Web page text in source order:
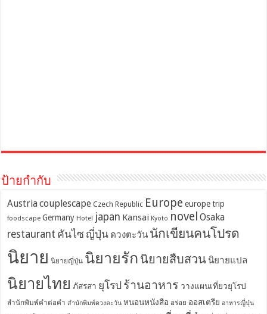
ป้ายกำกับ
Austriacouplescape Czech Republic Europe europe trip
foodscape Germany Hotel japan Kansai Kyoto novel Osaka
restaurant คันไซ ญี่ปุ่น ดวงตะวัน นักเขียนคนโปรด
นิยาย นิยายญี่ปุ่น นิยายรัก นิยายสืบสวน นิยายแปล
นิยายไทย ภัสรสา ยุโรป ร้านอาหาร วางแผนเที่ยวยุโรป
สำนักพิมพ์คำต่อคำ สำนักพิมพ์ดวงตะวัน หนอนหนังสือ อร่อย ออสเตรีย อาหารญี่ปุ่น